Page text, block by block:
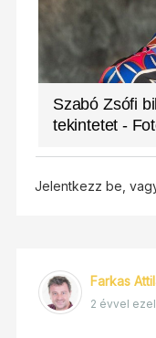
Szabó Zsófi
tekintetet -
Jelentkezz be,
Farkas
2 évvel